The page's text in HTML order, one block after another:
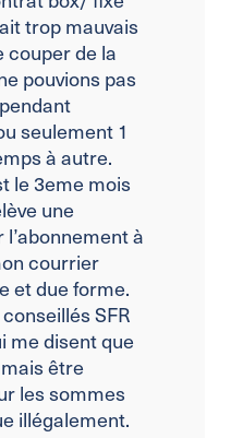
trop mauvais
couper de la
pouvions pas
seulement 1
à autre.
le 3eme mois
une
à
courrier
et due forme.
SFR
me disent que
être
les sommes
illégalement.